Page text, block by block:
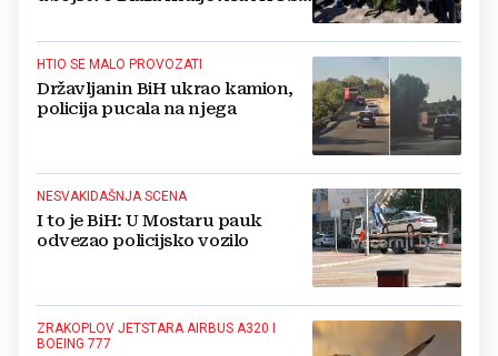
HTIO SE MALO PROVOZATI
Državljanin BiH ukrao kamion,
policija pucala na njega
NESVAKIDAŠNJA SCENA
I to je BiH: U Mostaru pauk
odvezao policijsko vozilo
ZRAKOPLOV JETSTARA AIRBUS A320 I
BOEING 777